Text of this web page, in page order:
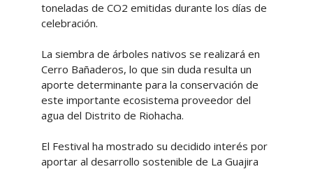
toneladas de CO2 emitidas durante los días de
celebración.
La siembra de árboles nativos se realizará en
Cerro Bañaderos, lo que sin duda resulta un
aporte determinante para la conservación de
este importante ecosistema proveedor del
agua del Distrito de Riohacha.
El Festival ha mostrado su decidido interés por
aportar al desarrollo sostenible de La Guajira